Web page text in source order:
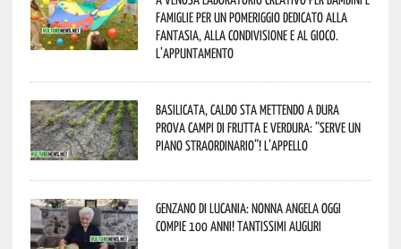
famiglie per un pomeriggio dedicato alla
fantasia, alla condivisione e al gioco.
L’appuntamento
Basilicata, caldo sta mettendo a dura
prova campi di frutta e verdura: “Serve un
piano straordinario”! L’appello
Genzano di Lucania: nonna Angela oggi
compie 100 anni! Tantissimi auguri